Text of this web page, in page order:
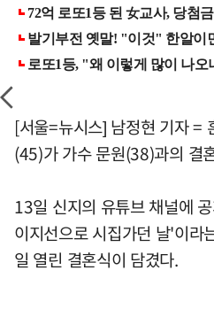
[서울=뉴시스] 남정현 기자 =
(45)가 가수 문원(38)과의 결
13일 신지의 유튜브 채널에
이지선으로 시집가던 날'이라
일 열린 결혼식이 담겼다.